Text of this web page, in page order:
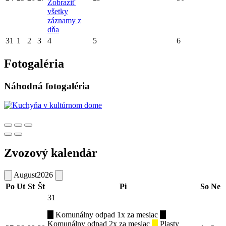
Zobraziť
všetky
záznamy z
dňa
31 1 2 3 4 5 6
Fotogaléria
Náhodná fotogaléria
Zvozový kalendár
August2026
Po Ut St Št Pi So Ne
31
Komunálny odpad 1x za mesiac
Komunálny odpad 2x za mesiac
Plasty